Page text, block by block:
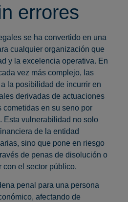
errores
se ha convertido en una
cualquier organización que
y la excelencia operativa. En
vez más complejo, las
la posibilidad de incurrir en
derivadas de actuaciones
en su seno por
Esta vulnerabilidad no solo
de la entidad
sino que pone en riesgo
de penas de disolución o
con el sector público.
penal para una persona
afectando de